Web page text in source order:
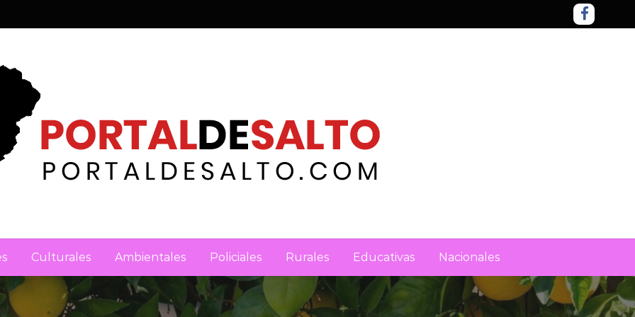
Culturales Ambientales Policiales Rurales Educativas Nacionales